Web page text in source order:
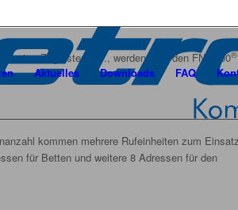
Aktuelles Downloads FAQ
Zugtaster, etc., werden über den FN 6000®
kommen mehrere Rufeinheiten zum
für Betten und weitere 8 Adressen für den